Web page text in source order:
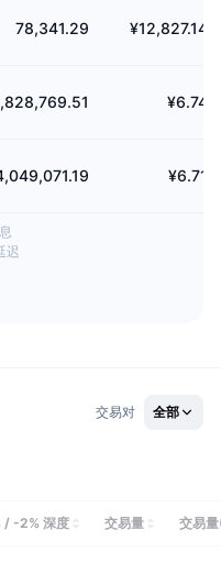
78,341.29 ¥12,827.14
¥6.74
¥6.71
迟
交易对 全部
/ -2% 深度 交易量 交易